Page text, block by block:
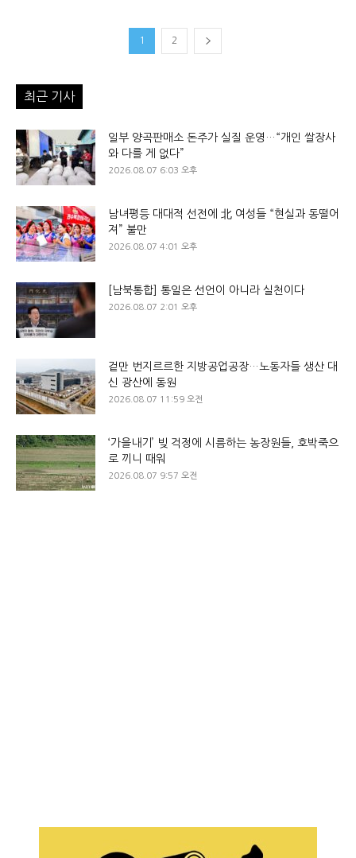
1 2
최근 기사
일부 양곡판매소 돈주가 실질 운영…“개인 쌀장사
와 다를 게 없다”
2026.08.07 6:03 오후
남녀평등 대대적 선전에 北 여성들 “현실과 동떨어
져” 불만
2026.08.07 4:01 오후
[남북통합] 통일은 선언이 아니라 실천이다
2026.08.07 2:01 오후
겉만 번지르르한 지방공업공장…노동자들 생산 대
신 광산에 동원
2026.08.07 11:59 오전
‘가을내기’ 빚 걱정에 시름하는 농장원들, 호박죽으
로 끼니 때워
2026.08.07 9:57 오전